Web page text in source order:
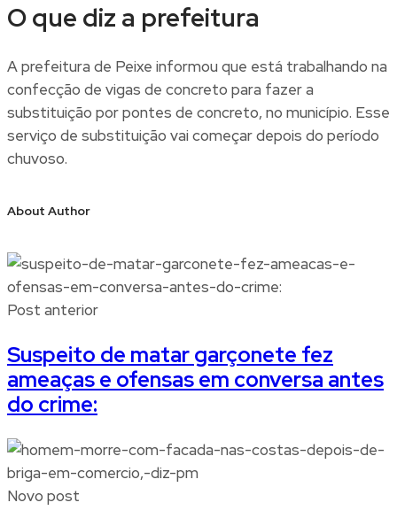
O que diz a prefeitura
A prefeitura de Peixe informou que está trabalhando na
confecção de vigas de concreto para fazer a
substituição por pontes de concreto, no município. Esse
serviço de substituição vai começar depois do período
chuvoso.
About Author
Post anterior
Suspeito de matar garçonete fez
ameaças e ofensas em conversa antes
do crime:
Novo post